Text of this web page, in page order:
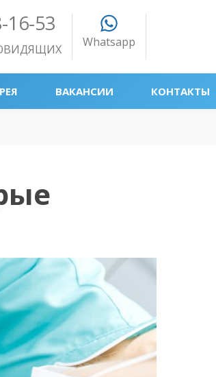
16-53
Whatsapp
ВАКАНСИИ КОНТАКТЫ